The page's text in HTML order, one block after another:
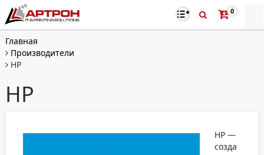
0
Главная
Производители
HP
HP
HP —
созда